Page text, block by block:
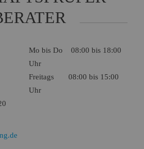
Mo bis Do 08:00 bis 18:00
Uhr
Freitags 08:00 bis 15:00
Uhr
Browsersitzung